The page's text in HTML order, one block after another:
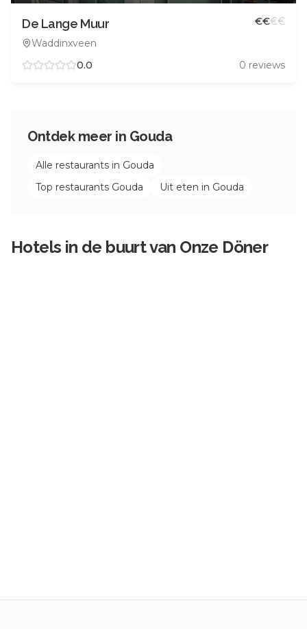
De Lange Muur
Waddinxveen
€€€€
0.0 0 reviews
Ontdek meer in Gouda
Alle restaurants in Gouda
Top restaurants Gouda Uit eten in Gouda
Hotels in de buurt van Onze Döner